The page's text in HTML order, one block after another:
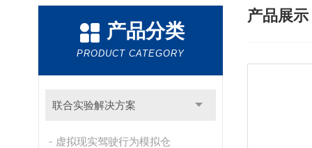
产品分类
PRODUCT CATEGORY
联合实验解决方案
虚拟现实驾驶行为模拟仓
产品展示